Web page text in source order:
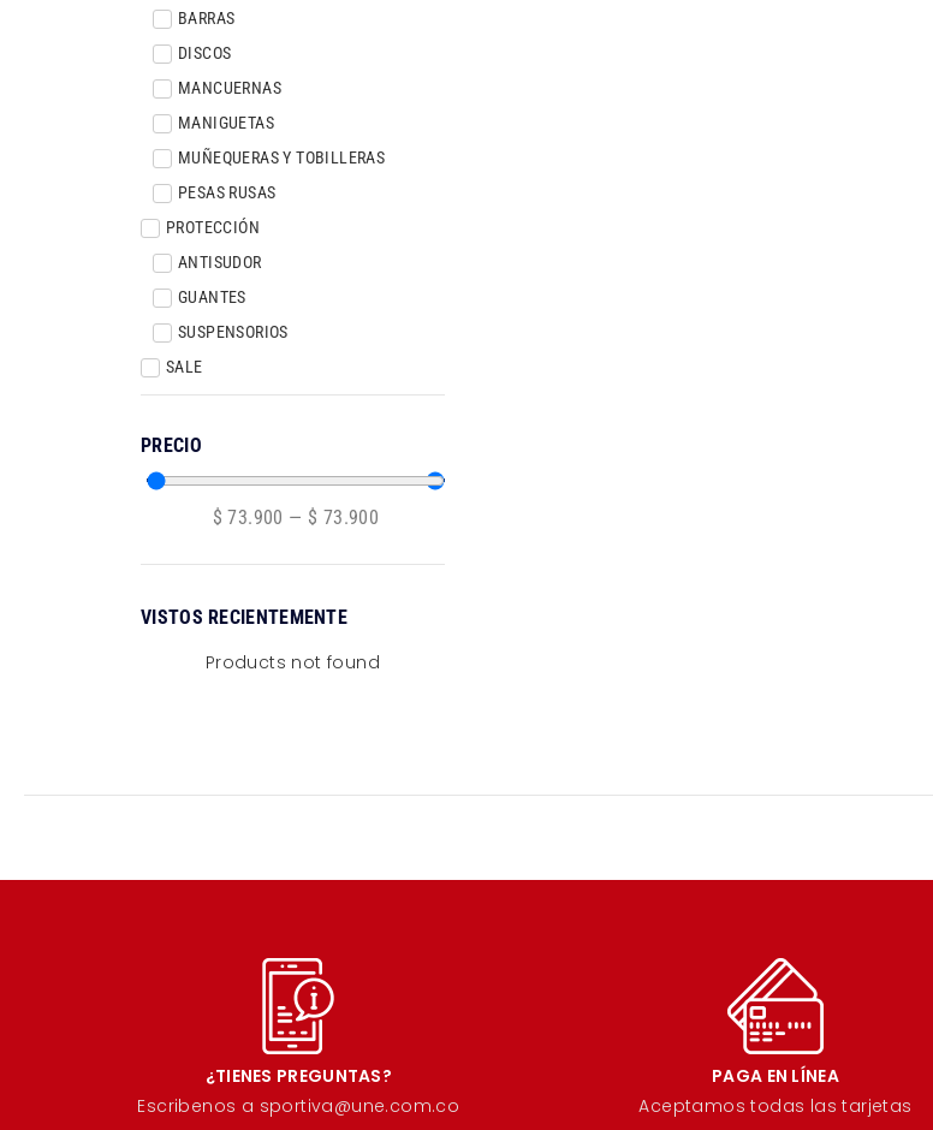
BARRAS
DISCOS
MANCUERNAS
MANIGUETAS
MUÑEQUERAS Y TOBILLERAS
PESAS RUSAS
PROTECCIÓN
ANTISUDOR
GUANTES
SUSPENSORIOS
SALE
PRECIO
$ 73.900 — $ 73.900
VISTOS RECIENTEMENTE
Products not found
¿TIENES PREGUNTAS?
Escribenos a sportiva@une.com.co
PAGA EN LÍNEA
Aceptamos todas las tarjetas